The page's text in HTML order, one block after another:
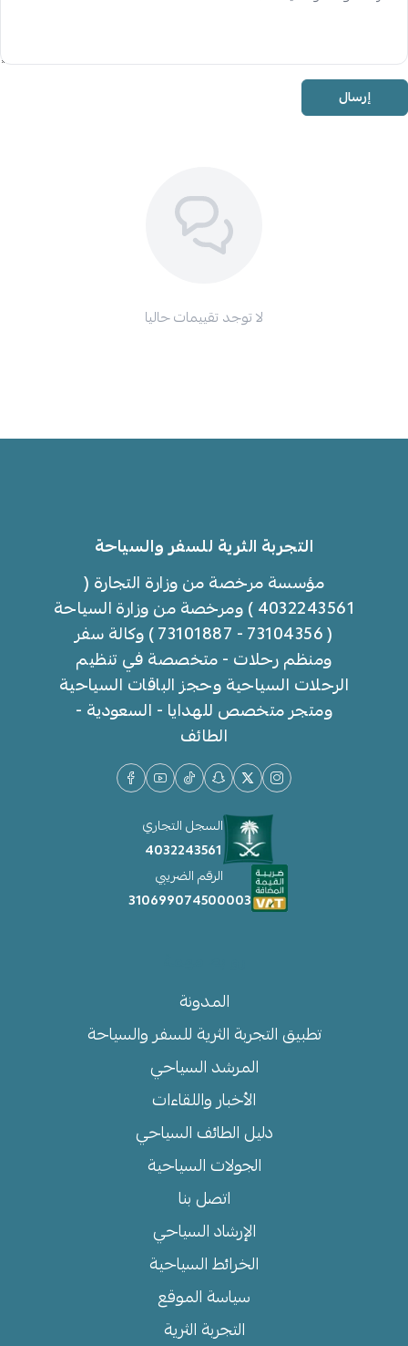
إرسال
لا توجد تقييمات حاليا
التجربة الثرية للسفر والسياحة
مؤسسة مرخصة من وزارة التجارة (
4032243561 ) ومرخصة من وزارة السياحة
( 73104356 - 73101887 ) وكالة سفر
ومنظم رحلات - متخصصة في تنظيم
الرحلات السياحية وحجز الباقات السياحية
ومتجر متخصص للهدايا - السعودية -
الطائف
السجل التجاري
4032243561
الرقم الضريبي
310699074500003
المدونة
تطبيق التجربة الثرية للسفر والسياحة
المرشد السياحي
الأخبار واللقاءات
دليل الطائف السياحي
الجولات السياحية
اتصل بنا
الإرشاد السياحي
الخرائط السياحية
سياسة الموقع
التجربة الثرية